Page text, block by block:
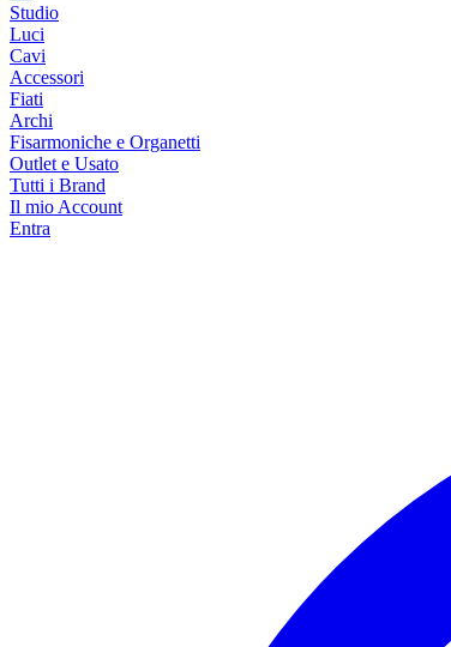
Studio
Luci
Cavi
Accessori
Fiati
Archi
Fisarmoniche e Organetti
Outlet e Usato
Tutti i Brand
Il mio Account
Entra